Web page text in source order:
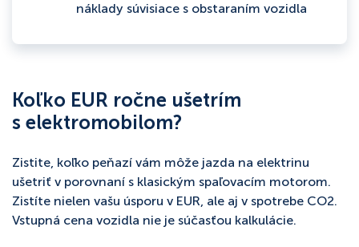
náklady súvisiace s obstaraním vozidla
Koľko EUR ročne ušetrím
s elektromobilom?
Zistite, koľko peňazí vám môže jazda na elektrinu
ušetriť v porovnaní s klasickým spaľovacím motorom.
Zistíte nielen vašu úsporu v EUR, ale aj v spotrebe CO2.
Vstupná cena vozidla nie je súčasťou kalkulácie.